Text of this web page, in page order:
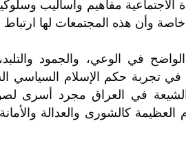
وأن هذه المجتمعات لها
في الوعي، والجمود
في تجربة حكم الإسلام السياسي
في العراق مجرد أسرى
العظيمة كالشورى والعدالة